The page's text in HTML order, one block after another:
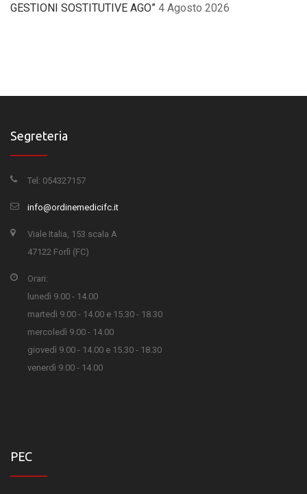
GESTIONI SOSTITUTIVE AGO” 4 Agosto 2026
Segreteria
Tel: 054327157
info@ordinemedicifc.it
Viale Italia, 153 scala A
47122 Forlì (FC)
Orari:
lunedì 9.00 - 14.00
martedì 9.00 - 14.00 e 15.30 - 18.30
mercoledì 9.00 - 14.00
giovedì 9.00 - 14.00 e 15.30 - 18.30
venerdì 9.00 - 14.00
PEC